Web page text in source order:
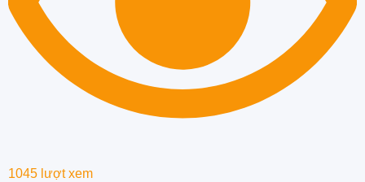
1045 lượt xem